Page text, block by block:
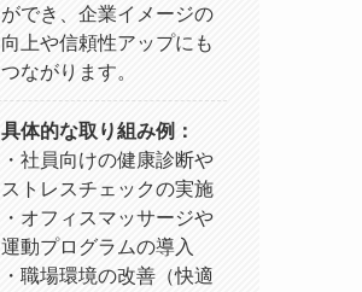
ができ、企業イメージの
向上や信頼性アップにも
つながります。
具体的な取り組み例：
・社員向けの健康診断や
ストレスチェックの実施
・オフィスマッサージや
運動プログラムの導入
・職場環境の改善（快適